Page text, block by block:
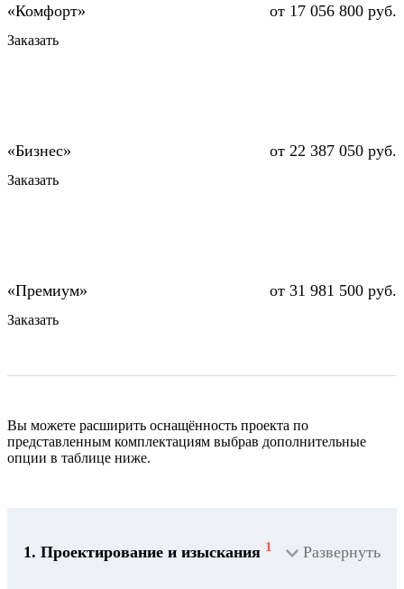
от 17 056 800 руб.
Заказать
от 22 387 050 руб.
Заказать
от 31 981 500 руб.
Заказать
Вы можете расширить оснащённость проекта по
представленным комплектациям выбрав дополнительные
опции в таблице ниже.
1. Проектирование и изыскания 1 Развернуть